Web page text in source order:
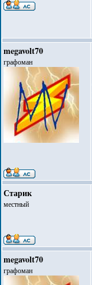
megavolt70
графоман
Старик
местный
megavolt70
графоман